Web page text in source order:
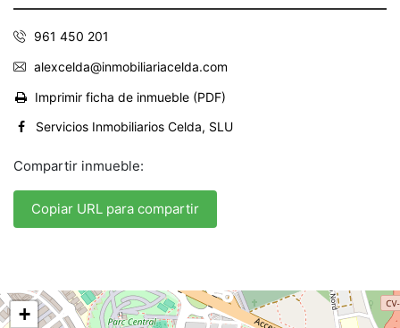
961 450 201
alexcelda@inmobiliariacelda.com
Imprimir ficha de inmueble (PDF)
Servicios Inmobiliarios Celda, SLU
Compartir inmueble:
Copiar URL para compartir
+